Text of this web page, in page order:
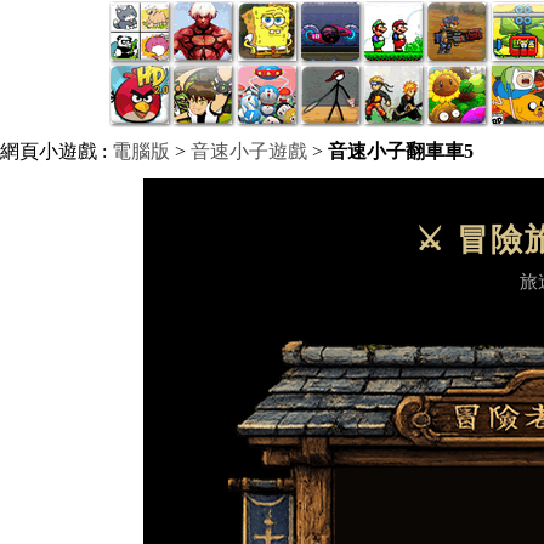
網頁小遊戲 : 電腦版 > 音速小子遊戲 > 音速小子翻車車5